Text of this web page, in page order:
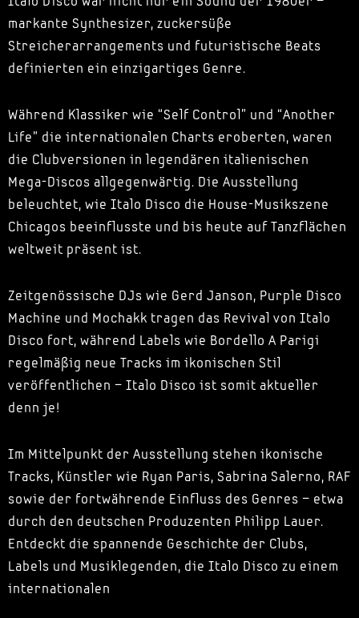
markante Synthesizer, zuckersüße
Streicherarrangements und futuristische Beats
definierten ein einzigartiges Genre.
Während Klassiker wie “Self Control” und “Another
Life” die internationalen Charts eroberten, waren
die Clubversionen in legendären italienischen
Mega-Discos allgegenwärtig. Die Ausstellung
beleuchtet, wie Italo Disco die House-Musikszene
Chicagos beeinflusste und bis heute auf Tanzflächen
weltweit präsent ist.
Zeitgenössische DJs wie Gerd Janson, Purple Disco
Machine und Mochakk tragen das Revival von Italo
Disco fort, während Labels wie Bordello A Parigi
regelmäßig neue Tracks im ikonischen Stil
veröffentlichen – Italo Disco ist somit aktueller
denn je!
Im Mittelpunkt der Ausstellung stehen ikonische
Tracks, Künstler wie Ryan Paris, Sabrina Salerno, RAF
sowie der fortwährende Einfluss des Genres – etwa
durch den deutschen Produzenten Philipp Lauer.
Entdeckt die spannende Geschichte der Clubs,
Labels und Musiklegenden, die Italo Disco zu einem
internationalen